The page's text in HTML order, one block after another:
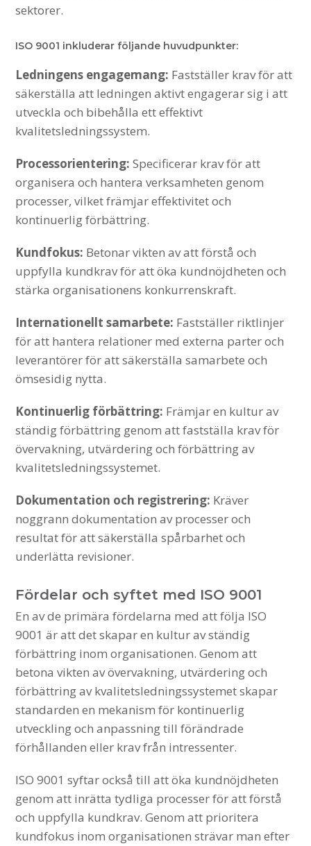
sektorer.
ISO 9001 inkluderar följande huvudpunkter:
Ledningens engagemang: Fastställer krav för att
säkerställa att ledningen aktivt engagerar sig i att
utveckla och bibehålla ett effektivt
kvalitetsledningssystem.
Processorientering: Specificerar krav för att
organisera och hantera verksamheten genom
processer, vilket främjar effektivitet och
kontinuerlig förbättring.
Kundfokus: Betonar vikten av att förstå och
uppfylla kundkrav för att öka kundnöjdheten och
stärka organisationens konkurrenskraft.
Internationellt samarbete: Fastställer riktlinjer
för att hantera relationer med externa parter och
leverantörer för att säkerställa samarbete och
ömsesidig nytta.
Kontinuerlig förbättring: Främjar en kultur av
ständig förbättring genom att fastställa krav för
övervakning, utvärdering och förbättring av
kvalitetsledningssystemet.
Dokumentation och registrering: Kräver
noggrann dokumentation av processer och
resultat för att säkerställa spårbarhet och
underlätta revisioner.
Fördelar och syftet med ISO 9001
En av de primära fördelarna med att följa ISO
9001 är att det skapar en kultur av ständig
förbättring inom organisationen. Genom att
betona vikten av övervakning, utvärdering och
förbättring av kvalitetsledningssystemet skapar
standarden en mekanism för kontinuerlig
utveckling och anpassning till förändrade
förhållanden eller krav från intressenter.
ISO 9001 syftar också till att öka kundnöjdheten
genom att inrätta tydliga processer för att förstå
och uppfylla kundkrav. Genom att prioritera
kundfokus inom organisationen strävar man efter